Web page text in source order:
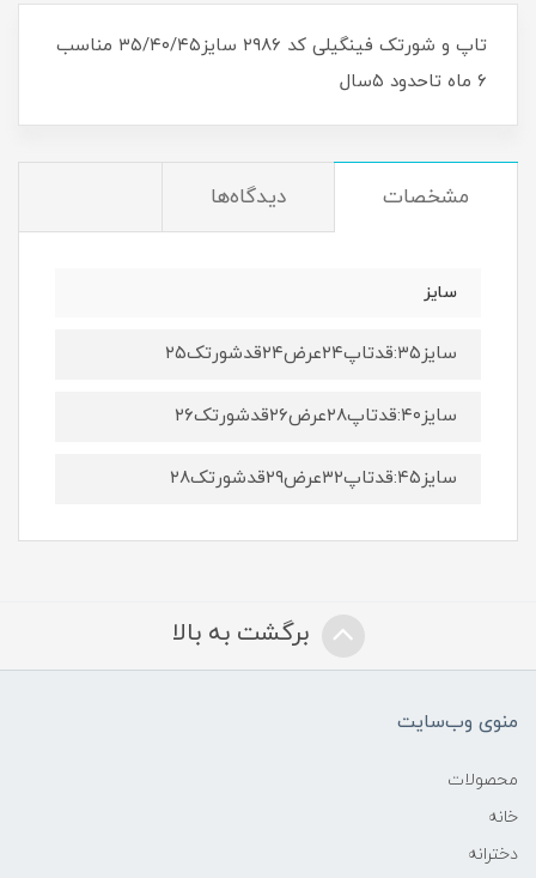
تاپ و شورتک فینگیلی کد ۲۹۸۶ سایز۳۵/۴۰/۴۵ مناسب
۶ ماه تاحدود ۵سال
مشخصات دیدگاه‌ها
سایز
سایز۳۵:قدتاپ۲۴عرض۲۴قدشورتک۲۵
سایز۴۰:قدتاپ۲۸عرض۲۶قدشورتک۲۶
سایز۴۵:قدتاپ۳۲عرض۲۹قدشورتک۲۸
برگشت به بالا
منوی وب‌سایت
محصولات
خانه
دخترانه